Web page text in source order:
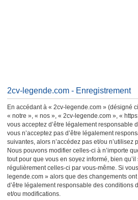
2cv-legende.com - Enregistrement
En accédant à « 2cv-legende.com » (désigné
« notre », « nos », « 2cv-legende.com », «
vous acceptez d’être légalement responsable
vous n’acceptez pas d’être légalement
suivantes, alors n’accédez pas et/ou n’utilisez
Nous pouvons modifier celles-ci à n’importe
tout pour que vous en soyez informé, bien
régulièrement celles-ci par vous-même. Si
legende.com » alors que des changements
d’être légalement responsable des conditions
et/ou modifications.